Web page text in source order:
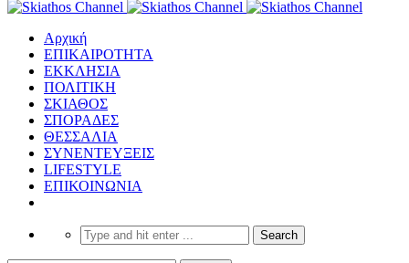
Αρχική
ΕΠΙΚΑΙΡΟΤΗΤΑ
ΕΚΚΛΗΣΙΑ
ΠΟΛΙΤΙΚΗ
ΣΚΙΑΘΟΣ
ΣΠΟΡΑΔΕΣ
ΘΕΣΣΑΛΙΑ
ΣΥΝΕΝΤΕΥΞΕΙΣ
LIFESTYLE
ΕΠΙΚΟΙΝΩΝΙΑ